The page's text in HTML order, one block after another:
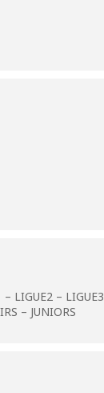
LIGUE2 – LIGUE3
– JUNIORS